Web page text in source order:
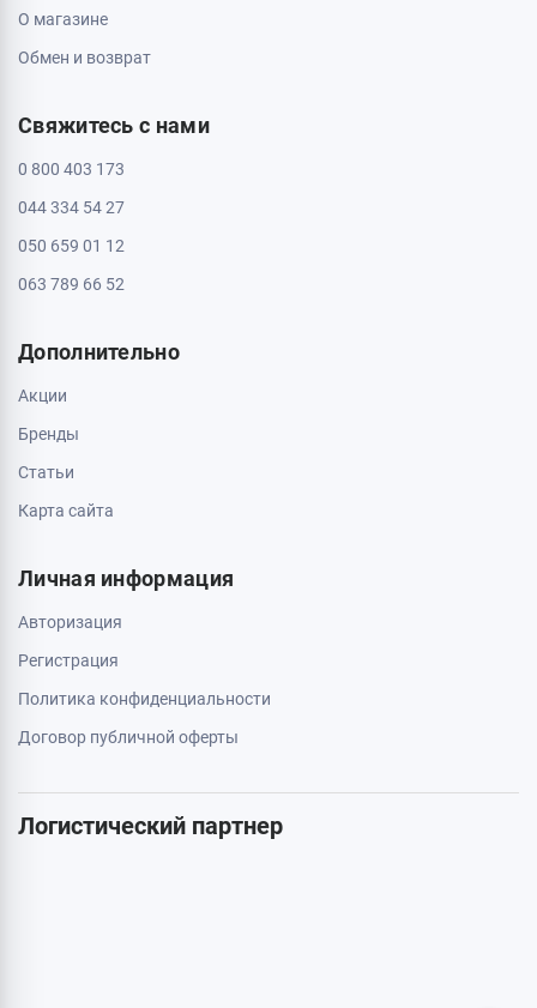
О магазине
Обмен и возврат
Свяжитесь с нами
0 800 403 173
044 334 54 27
050 659 01 12
063 789 66 52
Дополнительно
Акции
Бренды
Статьи
Карта сайта
Личная информация
Авторизация
Регистрация
Политика конфиденциальности
Договор публичной оферты
Логистический партнер